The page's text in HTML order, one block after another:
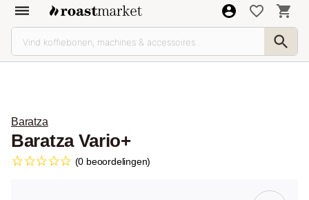
Baratza
Baratza Vario+
(0 beoordelingen)